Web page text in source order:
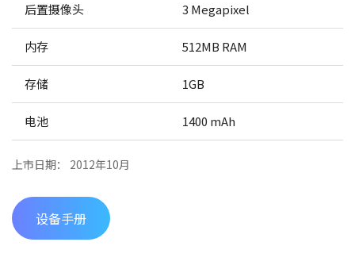
后置摄像头 3 Megapixel
内存 512MB RAM
存储 1GB
电池 1400 mAh
上市日期： 2012年10月
设备手册